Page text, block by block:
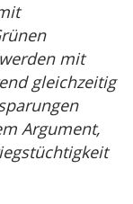
mit
gleichzeitig
Argument,